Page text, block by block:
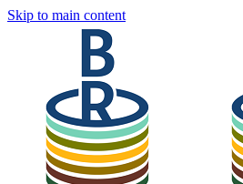
Skip to main content